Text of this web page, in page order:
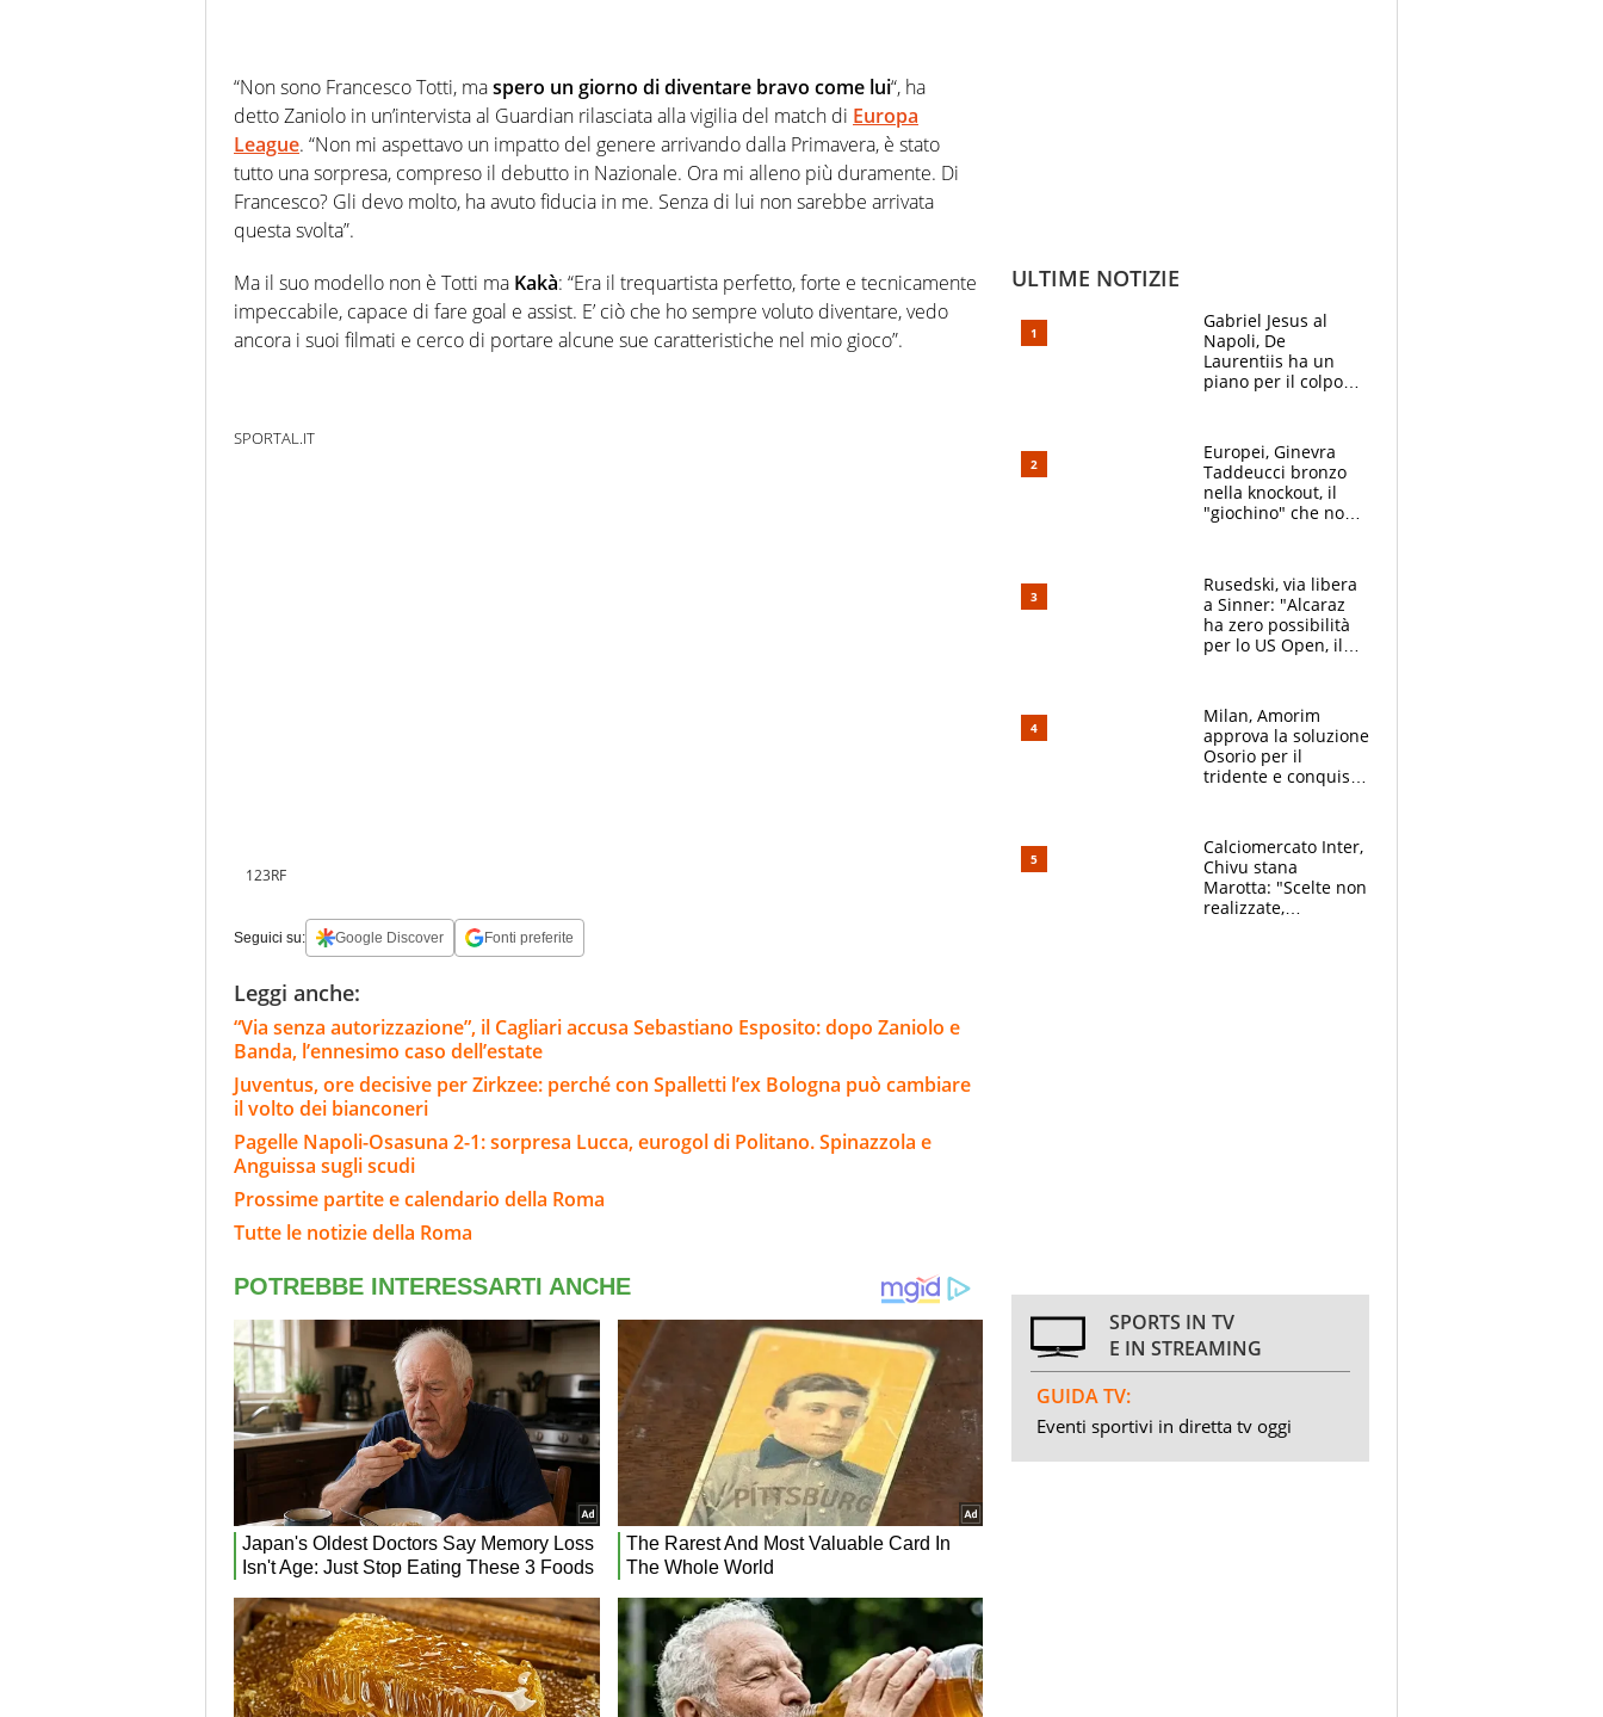
“Non sono Francesco Totti, maspero un giorno di diventare bravo come lui“, ha
detto Zaniolo in un’intervista al Guardian rilasciata alla vigilia del match di Europa
League. “Non mi aspettavo un impatto del genere arrivando dalla Primavera, è stato
tutto una sorpresa, compreso il debutto in Nazionale. Ora mi alleno più duramente. Di
Francesco? Gli devo molto, ha avuto fiducia in me. Senza di lui non sarebbe arrivata
questa svolta”.
Ma il suo modello non è Totti ma Kakà: “Era il trequartista perfetto, forte e tecnicamente
impeccabile, capace di fare goal e assist. E’ ciò che ho sempre voluto diventare, vedo
ancora i suoi filmati e cerco di portare alcune sue caratteristiche nel mio gioco”.
SPORTAL.IT
123RF
Seguici su: Google Discover Fonti preferite
Leggi anche:
“Via senza autorizzazione”, il Cagliari accusa Sebastiano Esposito: dopo Zaniolo e
Banda, l’ennesimo caso dell’estate
Juventus, ore decisive per Zirkzee: perché con Spalletti l’ex Bologna può cambiare
il volto dei bianconeri
Pagelle Napoli-Osasuna 2-1: sorpresa Lucca, eurogol di Politano. Spinazzola e
Anguissa sugli scudi
Prossime partite e calendario della Roma
Tutte le notizie della Roma
ULTIME NOTIZIE
Gabriel Jesus al
Napoli, De
Laurentiis ha un
piano per il colpo
Lucca
Europei, Ginevra
Taddeucci bronzo
nella knockout, il
"giochino" che non
Rusedski, via libera
a Sinner: "Alcaraz
ha zero possibilità
per lo US Open, il
Milan, Amorim
approva la soluzione
Osorio per il
tridente e conquista
Allegri
Calciomercato Inter,
Chivu stana
Marotta: "Scelte non
realizzate,
SPORTS IN TV
E IN STREAMING
GUIDA TV:
Eventi sportivi in diretta tv oggi